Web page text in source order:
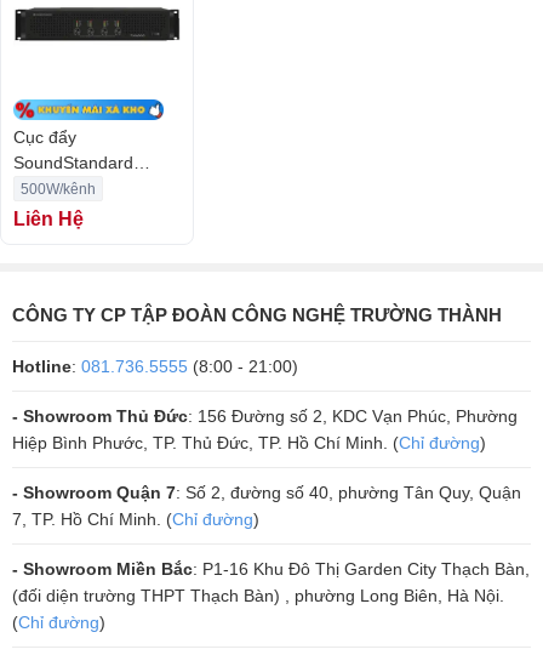
Mạch khuếch đại Class D có nhiều ưu điểm khi tiếp nhận và khuếch
đại tín hiệu hơn so với mạch khuếch đại khác.
Độ nhạy đầu vào ổn định với bộ chọn đọ nhạy đặt ở mặt sau của thiết
bị; định tuyến được trang bị với 3 chế độ stereo, bridge và parallel;
neutrik và cài dây để bạn lựa chọn.
nhất để tạo thành một thiết bị đẩy SoundStandard TX500Q thống nhất
với các ưu điểm hoạt động được người dùng đánh giá rất cao.
Cục đẩy
SoundStandard
TX500Q
500W/kênh
Liên Hệ
CÔNG TY CP TẬP ĐOÀN CÔNG NGHỆ TRƯỜNG THÀNH
Hotline: 081.736.5555 (8:00 - 21:00)
- Showroom Thủ Đức: 156 Đường số 2, KDC Vạn Phúc, Phường
Hiệp Bình Phước, TP. Thủ Đức, TP. Hồ Chí Minh. (Chỉ đường)
- Showroom Quận 7: Số 2, đường số 40, phường Tân Quy, Quận
7, TP. Hồ Chí Minh. (Chỉ đường)
- Showroom Miền Bắc: P1-16 Khu Đô Thị Garden City Thạch Bàn,
(đối diện trường THPT Thạch Bàn) , phường Long Biên, Hà Nội.
(Chỉ đường)